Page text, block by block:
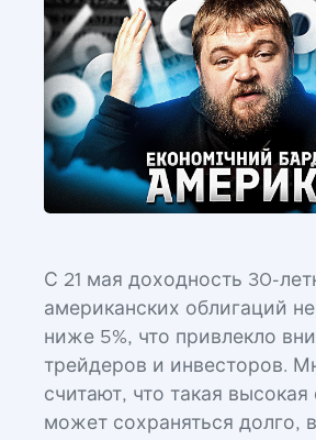
С 21 мая доходность 30-
американских облигаций
ниже 5%, что привлекло
трейдеров и инвесторов.
считают, что такая высокая
может сохраняться долго,